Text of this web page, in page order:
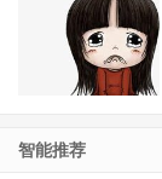
智能推荐